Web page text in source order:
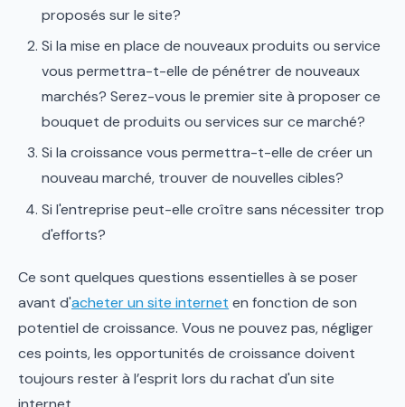
proposés sur le site?
Si la mise en place de nouveaux produits ou service
vous permettra-t-elle de pénétrer de nouveaux
marchés? Serez-vous le premier site à proposer ce
bouquet de produits ou services sur ce marché?
Si la croissance vous permettra-t-elle de créer un
nouveau marché, trouver de nouvelles cibles?
Si l'entreprise peut-elle croître sans nécessiter trop
d'efforts?
Ce sont quelques questions essentielles à se poser
avant d'acheter un site internet en fonction de son
potentiel de croissance. Vous ne pouvez pas, négliger
ces points, les opportunités de croissance doivent
toujours rester à l’esprit lors du rachat d'un site